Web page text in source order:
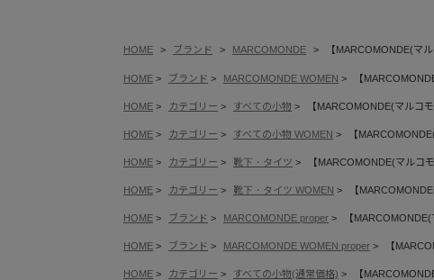
HOME ブランド MARCOMONDE 【MARCOMONDE(マ
HOME ブランド MARCOMONDE WOMEN 【
HOME カテゴリー すべての小物 【MARCOMONDE(マルコ
HOME カテゴリー すべての小物 WOMEN 【
HOME カテゴリー 靴下・タイツ 【MARCOMONDE(マルコ
HOME カテゴリー 靴下・タイツ WOMEN 【
HOME ブランド MARCOMONDE proper 【
HOME ブランド MARCOMONDE WOMEN proper 【
HOME カテゴリー すべての小物(通常価格) 【